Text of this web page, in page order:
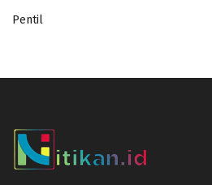
Pentil
joker123
slot777
slot scatter hitam